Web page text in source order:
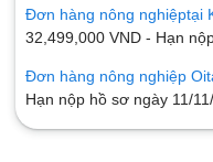
Đơn hàng nông nghiệptại
32,499,000 VND - Hạn
Đơn hàng nông nghiệp
Hạn nộp hồ sơ ngày 11/